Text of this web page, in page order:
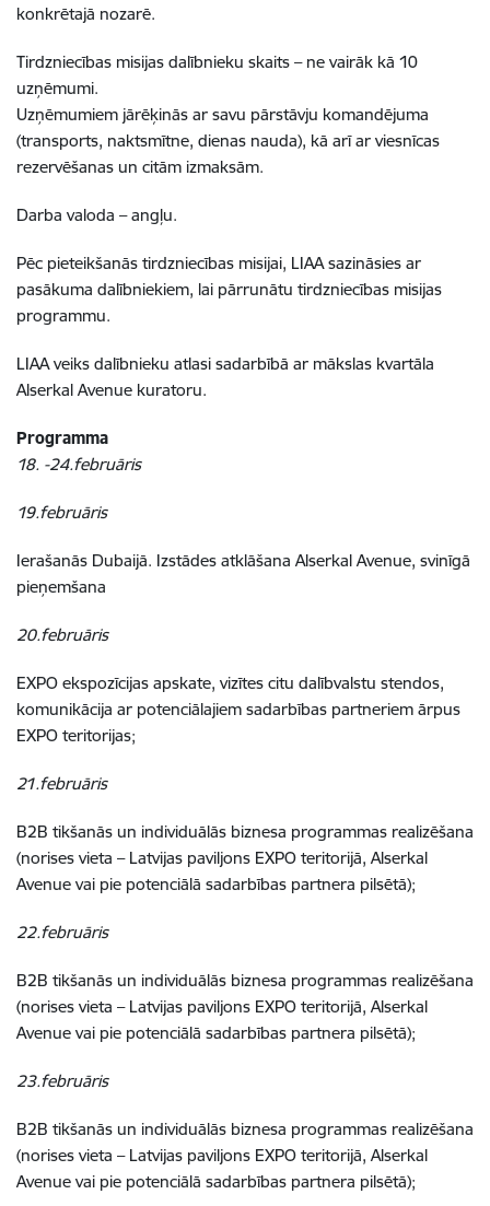
konkrētajā nozarē.
Tirdzniecības misijas dalībnieku skaits – ne vairāk kā 10
uzņēmumi.
Uzņēmumiem jārēķinās ar savu pārstāvju komandējuma
(transports, naktsmītne, dienas nauda), kā arī ar viesnīcas
rezervēšanas un citām izmaksām.
Darba valoda – angļu.
Pēc pieteikšanās tirdzniecības misijai, LIAA sazināsies ar
pasākuma dalībniekiem, lai pārrunātu tirdzniecības misijas
programmu.
LIAA veiks dalībnieku atlasi sadarbībā ar mākslas kvartāla
Alserkal Avenue kuratoru.
Programma
18. -24.februāris
19.februāris
Ierašanās Dubaijā. Izstādes atklāšana Alserkal Avenue, svinīgā
pieņemšana
20.februāris
EXPO ekspozīcijas apskate, vizītes citu dalībvalstu stendos,
komunikācija ar potenciālajiem sadarbības partneriem ārpus
EXPO teritorijas;
21.februāris
B2B tikšanās un individuālās biznesa programmas realizēšana
(norises vieta – Latvijas paviljons EXPO teritorijā, Alserkal
Avenue vai pie potenciālā sadarbības partnera pilsētā);
22.februāris
B2B tikšanās un individuālās biznesa programmas realizēšana
(norises vieta – Latvijas paviljons EXPO teritorijā, Alserkal
Avenue vai pie potenciālā sadarbības partnera pilsētā);
23.februāris
B2B tikšanās un individuālās biznesa programmas realizēšana
(norises vieta – Latvijas paviljons EXPO teritorijā, Alserkal
Avenue vai pie potenciālā sadarbības partnera pilsētā);